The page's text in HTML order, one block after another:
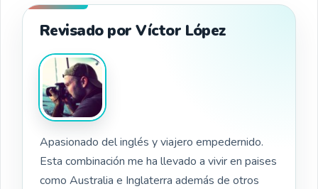
Revisado por Víctor López
Apasionado del inglés y viajero empedernido.
Esta combinación me ha llevado a vivir en paises
como Australia e Inglaterra además de otros